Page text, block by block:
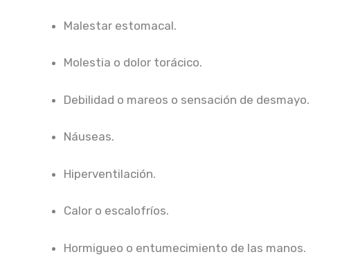
Malestar estomacal.
Molestia o dolor torácico.
Debilidad o mareos o sensación de desmayo.
Náuseas.
Hiperventilación.
Calor o escalofríos.
Hormigueo o entumecimiento de las manos.